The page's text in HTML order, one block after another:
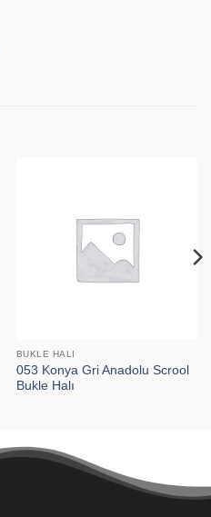
BUKLE HALI
053 Konya Gri Anadolu Scrool
Bukle Halı